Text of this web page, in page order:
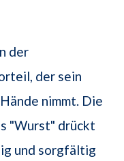
der
der sein
nimmt. Die
"Wurst" drückt
und sorgfältig